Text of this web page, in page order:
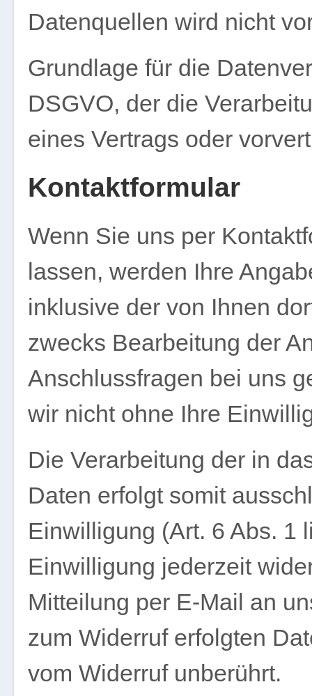
Datenquellen wird nicht
Grundlage für die
DSGVO, der die
eines Vertrags oder
Kontaktformular
Wenn Sie uns per
lassen, werden Ihre
inklusive der von Ihnen
zwecks Bearbeitung der
Anschlussfragen bei uns
wir nicht ohne Ihre
Die Verarbeitung der in
Daten erfolgt somit
Einwilligung (Art. 6 Abs. 1
Einwilligung jederzeit
Mitteilung per E-Mail an
zum Widerruf erfolgten
vom Widerruf unberührt.